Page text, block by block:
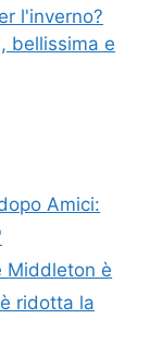
l'inverno?
bellissima e
Amici:
Middleton è
ridotta la